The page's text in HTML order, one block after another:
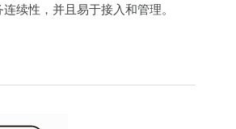
续性，并且易于接入和管理。